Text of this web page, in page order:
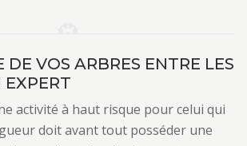
DE VOS ARBRES ENTRE LES
EXPERT
activité à haut risque pour celui qui
doit avant tout posséder une